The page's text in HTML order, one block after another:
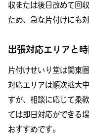
収または後日改めて回
ため、急な片付けにも
出張対応エリアと
片付けせいり堂は関東
対応エリアは順次拡大
すが、相談に応じて柔
ては即日対応ができる
おすすめです。